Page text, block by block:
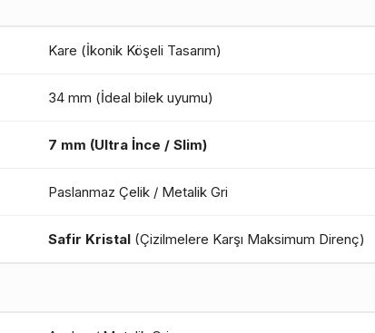
Kare (İkonik Köşeli Tasarım)
34 mm (İdeal bilek uyumu)
7 mm (Ultra İnce / Slim)
Paslanmaz Çelik / Metalik Gri
Safir Kristal (Çizilmelere Karşı Maksimum Direnç)